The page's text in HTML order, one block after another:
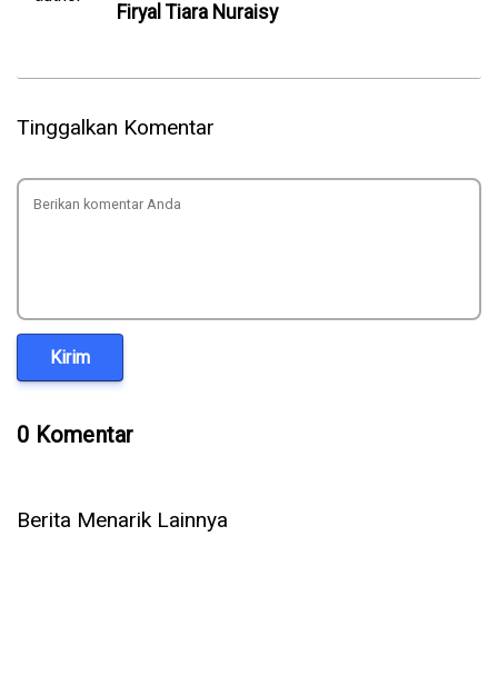
Firyal Tiara Nuraisy
Tinggalkan Komentar
Kirim
0 Komentar
Berita Menarik Lainnya